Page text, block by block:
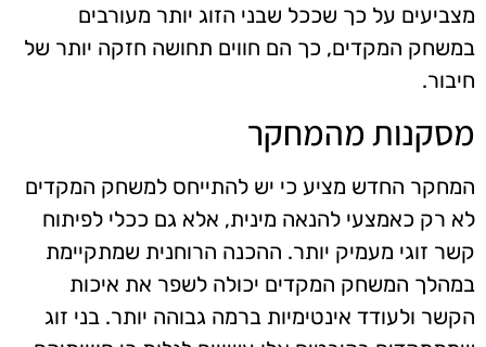
מצביעים על כך שככל שבני הזוג יותר מעורבים
במשחק המקדים, כך הם חווים תחושה חזקה יותר של
חיבור.
מסקנות מהמחקר
המחקר החדש מציע כי יש להתייחס למשחק המקדים
לא רק כאמצעי להנאה מינית, אלא גם ככלי לפיתוח
קשר זוגי מעמיק יותר. ההכנה הרוחנית שמתקיימת
במהלך המשחק המקדים יכולה לשפר את איכות
הקשר ולעודד אינטימיות ברמה גבוהה יותר. בני זוג